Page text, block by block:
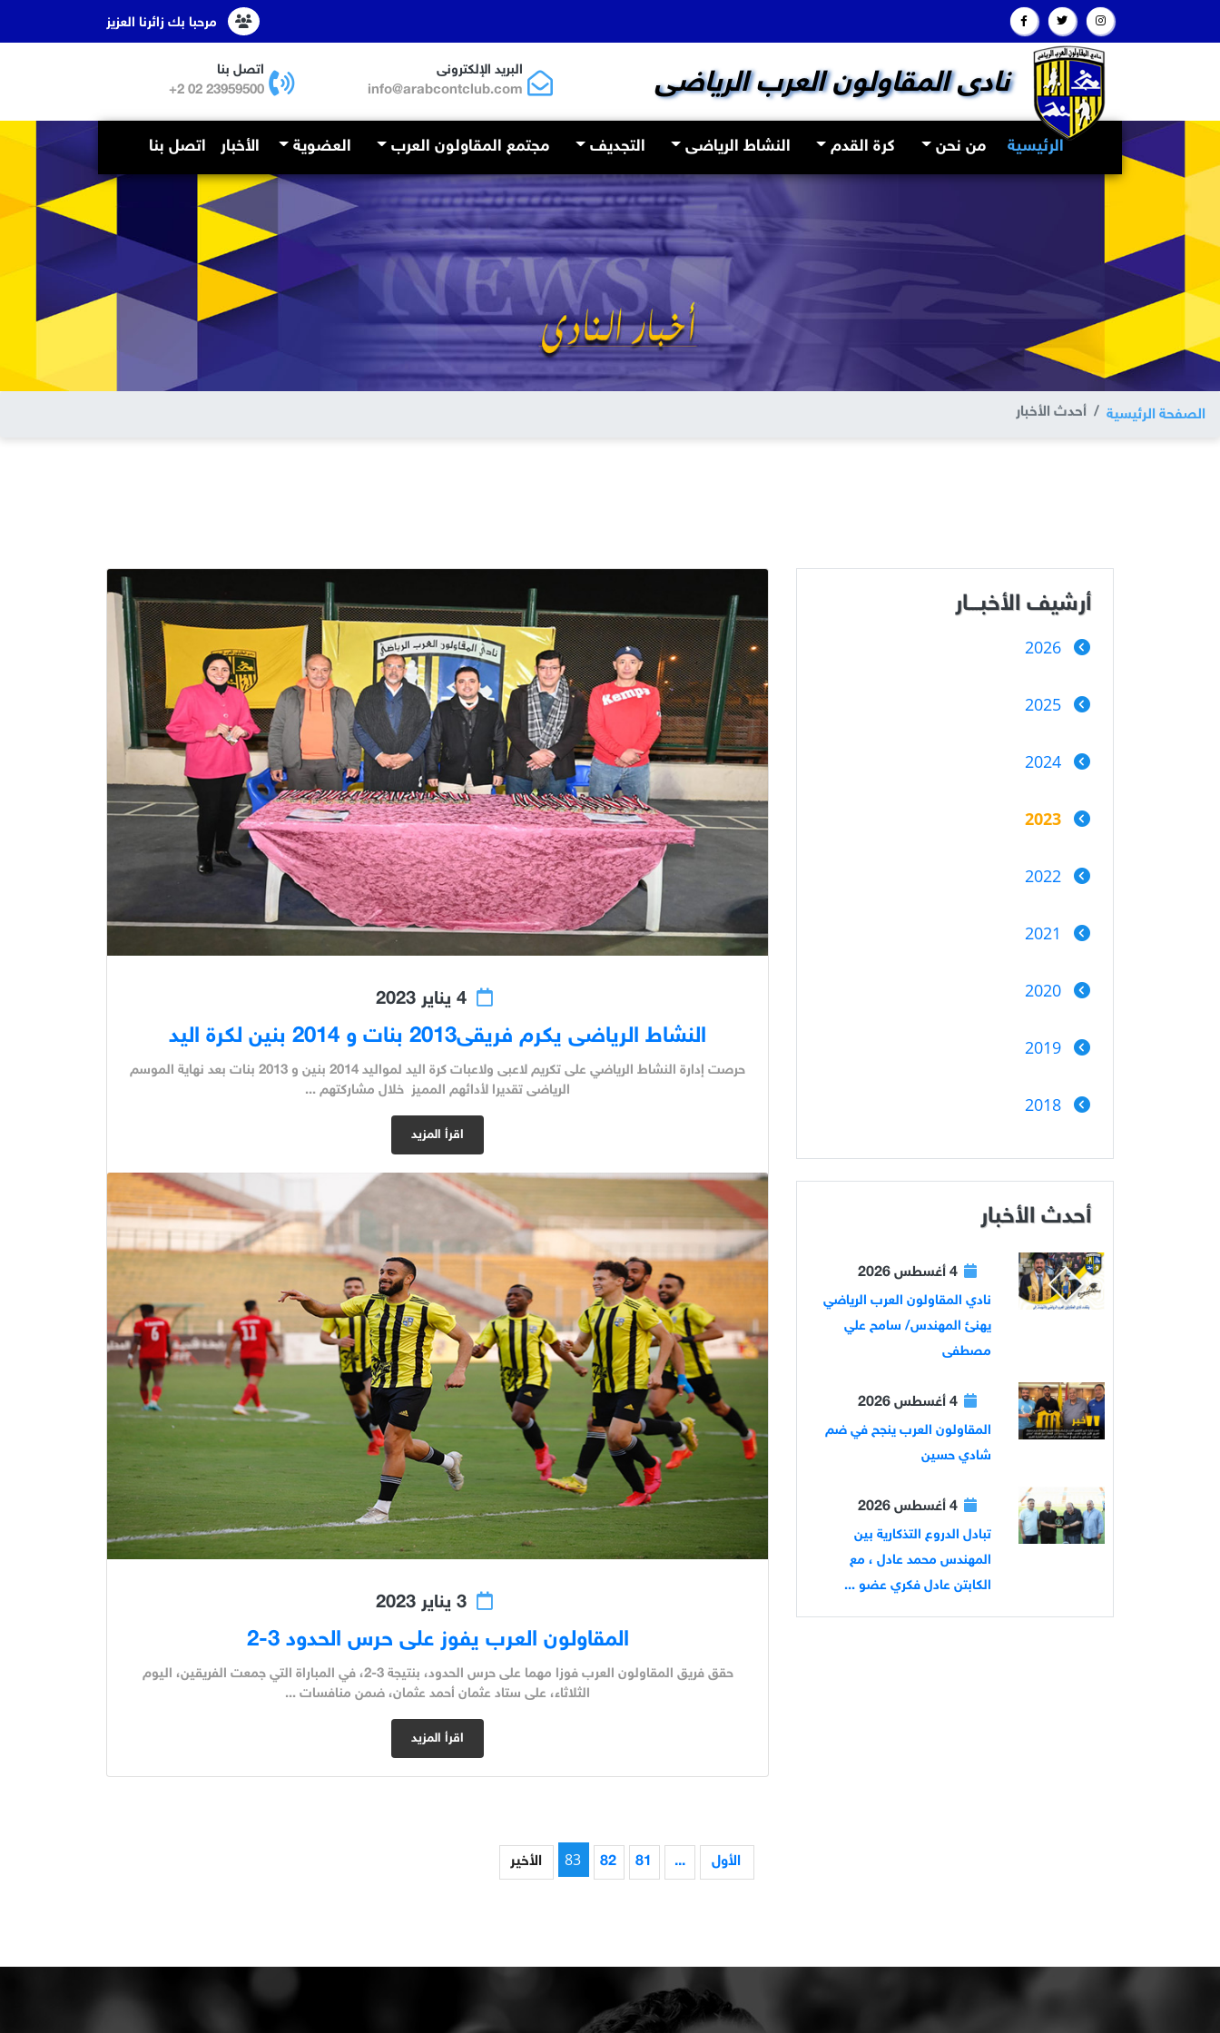
نادى المقاولون العرب الرياضى
البريد الإلكترونى
info@arabcontclub.com
اتصل بنا
23959500 02 2+
الرئيسية
(current) من نحن كرة القدم النشاط الرياضى التجديف مجتمع المقاولون العرب العضوية الأخبار اتصل بنا
الصفحة الرئيسية أحدث الأخبار
4 يناير 2023
النشاط الرياضى يكرم فريقى2013 بنات و 2014 بنين لكرة اليد
حرصت إدارة النشاط الرياضي على تكريم لاعبى ولاعبات كرة اليد لمواليد 2014 بنين و 2013 بنات بعد نهاية الموسم
الرياضى تقديرا لأدائهم المميز خلال مشاركتهم ...
اقرأ المزيد
3 يناير 2023
المقاولون العرب يفوز على حرس الحدود 3-2
حقق فريق المقاولون العرب فوزا مهما على حرس الحدود، بنتيجة 3-2، في المباراة التي جمعت الفريقين، اليوم
الثلاثاء، على ستاد عثمان أحمد عثمان، ضمن منافسات ...
اقرأ المزيد
الأول ...
81
82
83 الأخير
أرشيف الأخبـــار
2026
2025
2024
2023
2022
2021
2020
2019
2018
أحدث الأخبار
نادي المقاولون العرب الرياضي
يهنئ المهندس/ سامح علي
مصطفى
المقاولون العرب ينجح في ضم
شادي حسين
تبادل الدروع التذكارية بين
المهندس محمد عادل ، مع
الكابتن عادل فكري عضو ...